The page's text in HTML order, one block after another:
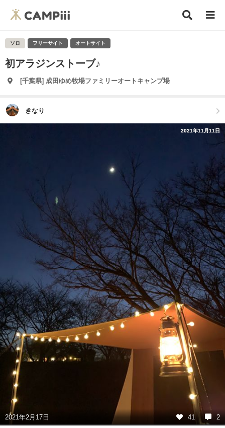
ソロ フリーサイト オートサイト
初アラジンストーブ♪
[千葉県] 成田ゆめ牧場ファミリーオートキャンプ場
きなり
2021年11月11日
2021年2月17日 41 2